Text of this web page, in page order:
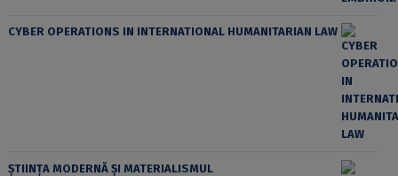
CYBER OPERATIONS IN INTERNATIONAL HUMANITARIAN LAW
ȘTIINȚA MODERNĂ ȘI MATERIALISMUL